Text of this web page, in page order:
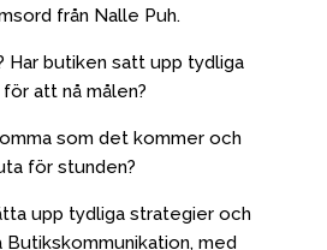
från Nalle Puh.
Har butiken satt upp tydliga
att nå målen?
som det kommer och
för stunden?
upp tydliga strategier och
Butikskommunikation, med